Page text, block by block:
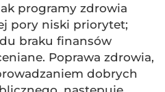
programy zdrowia
pory niski priorytet;
braku finansów
Poprawa zdrowia,
dobrych